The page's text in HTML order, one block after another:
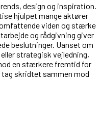
design og inspiration.
hjulpet mange aktører
viden og stærke
og rådgivning giver
beslutninger. Uanset om
strategisk vejledning,
en stærkere fremtid for
skridtet sammen mod